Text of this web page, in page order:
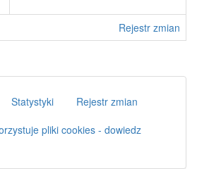
Rejestr zmian
Statystyki
Rejestr zmian
pliki cookies - dowiedz